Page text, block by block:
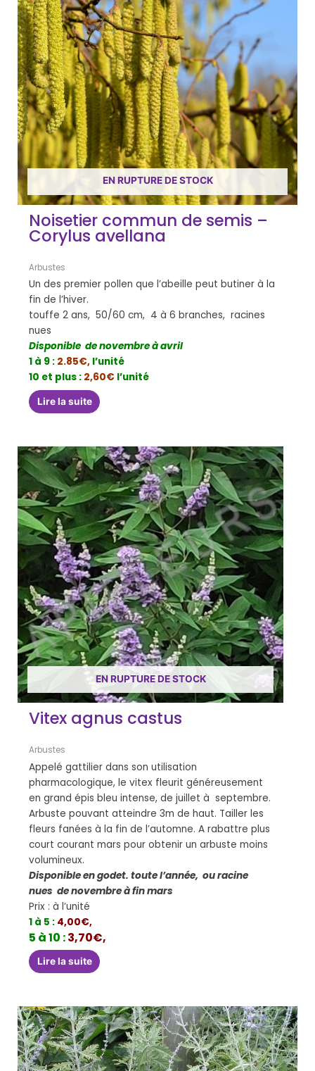
EN RUPTURE DE STOCK
Noisetier commun de semis –
Corylus avellana
Arbustes
Un des premier pollen que l’abeille peut butiner à la
fin de l’hiver.
touffe 2 ans, 50/60 cm, 4 à 6 branches, racines
nues
Disponible de novembre à avril
1 à 9 : 2.85€, l’unité
10 et plus : 2,60€ l’unité
Lire la suite
EN RUPTURE DE STOCK
Vitex agnus castus
Arbustes
Appelé gattilier dans son utilisation
pharmacologique, le vitex fleurit généreusement
en grand épis bleu intense, de juillet à septembre.
Arbuste pouvant atteindre 3m de haut. Tailler les
fleurs fanées à la fin de l’automne. A rabattre plus
court courant mars pour obtenir un arbuste moins
volumineux.
Disponible en godet. toute l’année, ou racine
nues de novembre à fin mars
Prix : à l’unité
1 à 5 : 4,00€,
5 à 10 :3,70€,
Lire la suite